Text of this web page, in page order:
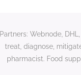
Partners: Webnode,
treat, diagnose,
pharmacist. Food